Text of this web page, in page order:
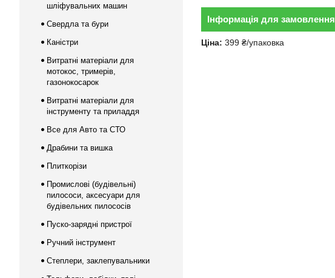
Інформація для замовлення
Ціна: 399 ₴/упаковка
шліфувальних машин
Свердла та бури
Каністри
Витратні матеріали для
мотокос, тримерів,
газонокосарок
Витратні матеріали для
інструменту та приладдя
Все для Авто та СТО
Драбини та вишка
Плиткорізи
Промислові (будівельні)
пилососи, аксесуари для
будівельних пилососів
Пуско-зарядні пристрої
Ручний інструмент
Степлери, заклепувальники